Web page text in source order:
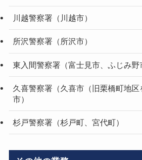
川越警察署（川越市）
所沢警察署（所沢市）
東入間警察署（富士見市、ふじみ野
久喜警察署（久喜市（旧栗橋町地区
市）
杉戸警察署（杉戸町、宮代町）